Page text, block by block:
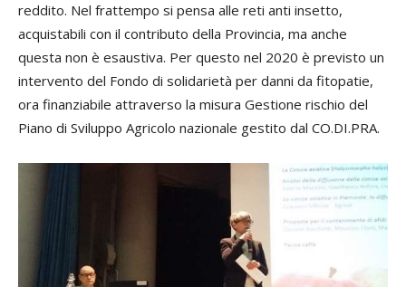
reddito. Nel frattempo si pensa alle reti anti insetto,
acquistabili con il contributo della Provincia, ma anche
questa non è esaustiva. Per questo nel 2020 è previsto un
intervento del Fondo di solidarietà per danni da fitopatie,
ora finanziabile attraverso la misura Gestione rischio del
Piano di Sviluppo Agricolo nazionale gestito dal CO.DI.PRA.